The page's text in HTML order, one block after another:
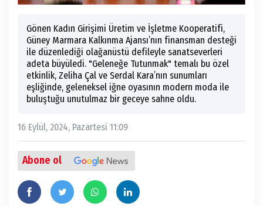
Gönen Kadın Girişimi Üretim ve İşletme Kooperatifi,
Güney Marmara Kalkınma Ajansı’nın finansman desteği
ile düzenlediği olağanüstü defileyle sanatseverleri
adeta büyüledi. "Geleneğe Tutunmak" temalı bu özel
etkinlik, Zeliha Çal ve Serdal Kara’nın sunumları
eşliğinde, geleneksel iğne oyasının modern moda ile
buluştuğu unutulmaz bir geceye sahne oldu.
16 Eylül, 2024, Pazartesi 11:09
Abone ol